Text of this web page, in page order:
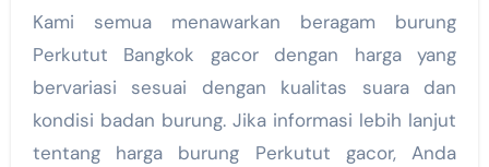
Kami semua menawarkan beragam burung
Perkutut Bangkok gacor dengan harga yang
bervariasi sesuai dengan kualitas suara dan
kondisi badan burung. Jika informasi lebih lanjut
tentang harga burung Perkutut gacor, Anda